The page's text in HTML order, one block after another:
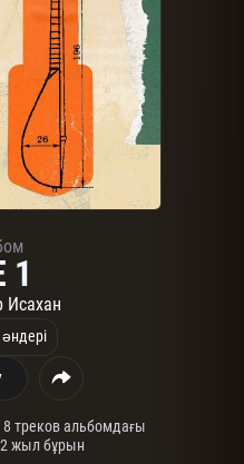
1
Исахан
8 треков альбомдағы
жыл бұрын